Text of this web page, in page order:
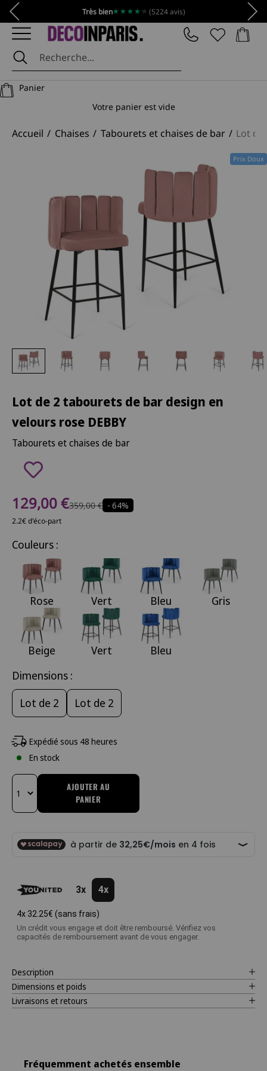
Passer au contenu
Précédent Très bien★★★★★
★★★★★ (5224 avis)
DécoInParis Panier
Panier
Votre panier est vide
Accueil Chaises Tabourets et chaises de bar Lot
Prix Doux
Lot de 2 tabourets de bar design en
velours rose DEBBY
Tabourets et chaises de bar
Prix de vente
129,00 €Prix normal
359,00 € - 64%
2.2€ d'éco-part
Couleurs :
Rose Vert Bleu Gris
Beige Vert
Bleu
Dimensions :
Lot de 2
Lot de 2
Expédié sous 48 heures
En stock
Changer la quantité
AJOUTER AU
PANIER
3x 4x
4x 32.25€ (sans frais)
Un crédit vous engage et doit être remboursé. Vérifiez vos
capacités de remboursement avant de vous engager.
Description
Dimensions et poids
Livraisons et retours
Fréquemment achetés ensemble